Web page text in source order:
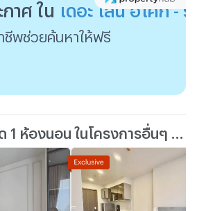
กาศ ใน เดอะ ไลน์ อโศก - รั
ชีพช่วยค้นหาให้ฟรี